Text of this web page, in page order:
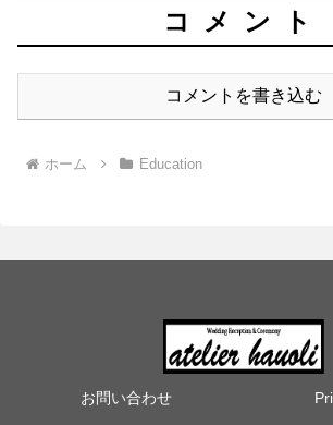
コメント
コメントを書き込む
ホーム Education
お問い合わせ